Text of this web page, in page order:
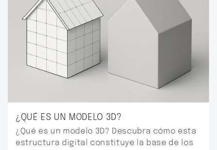
¿QUÉ ES UN MODELO 3D?
¿Qué es un modelo 3D? Descubra cómo esta
estructura digital constituye la base de los